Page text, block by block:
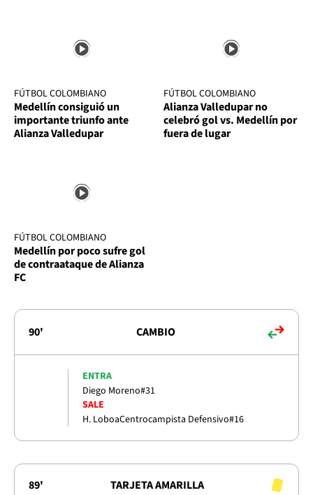
FÚTBOL COLOMBIANO
Medellín consiguió un
importante triunfo ante
Alianza Valledupar
FÚTBOL COLOMBIANO
Alianza Valledupar no
celebró gol vs. Medellín por
fuera de lugar
FÚTBOL COLOMBIANO
Medellín por poco sufre gol
de contraataque de Alianza
FC
90' CAMBIO
ENTRA
Diego Moreno#31
SALE
H. LoboaCentrocampista Defensivo#16
89' TARJETA AMARILLA